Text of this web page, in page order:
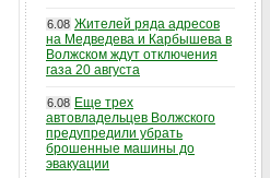
6.08 Жителей ряда адресов
на Медведева и Карбышева в
Волжском ждут отключения
газа 20 августа
6.08 Еще трех
автовладельцев Волжского
предупредили убрать
брошенные машины до
эвакуации